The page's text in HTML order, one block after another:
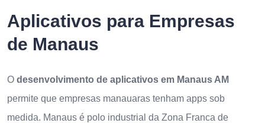
Aplicativos para Empresas
de Manaus
O desenvolvimento de aplicativos em Manaus AM
permite que empresas manauaras tenham apps sob
medida. Manaus é polo industrial da Zona Franca de